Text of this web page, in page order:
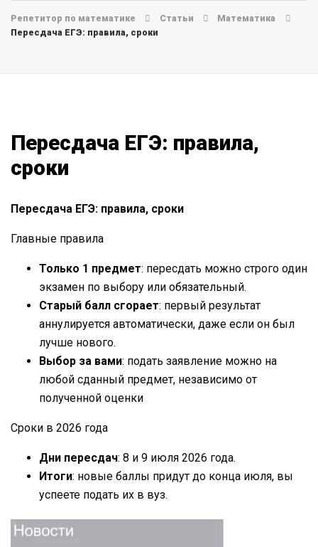
Репетитор по математике Статьи
Математика
Пересдача ЕГЭ: правила, сроки
Пересдача ЕГЭ: правила,
сроки
Пересдача ЕГЭ: правила, сроки
Главные правила
Только 1 предмет: пересдать можно строго один
экзамен по выбору или обязательный.
Старый балл сгорает: первый результат
аннулируется автоматически, даже если он был
лучше нового.
Выбор за вами: подать заявление можно на
любой сданный предмет, независимо от
полученной оценки
Сроки в 2026 года
Дни пересдач: 8 и 9 июля 2026 года.
Итоги: новые баллы придут до конца июля, вы
успеете подать их в вуз.